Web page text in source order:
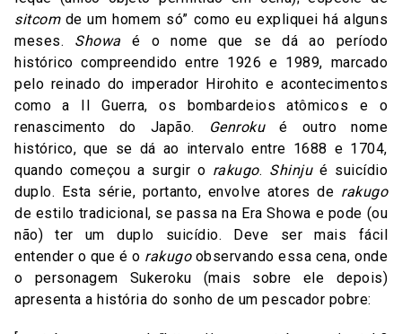
sitcomde um homem só” como eu expliquei há alguns
meses. Showa é o nome que se dá ao período
histórico compreendido entre 1926 e 1989, marcado
pelo reinado do imperador Hirohito e acontecimentos
como a II Guerra, os bombardeios atômicos e o
renascimento do Japão.
Genrokué outro nome
histórico, que se dá ao intervalo entre 1688 e 1704,
quando começou a surgir o rakugo. Shinjué suicídio
duplo. Esta série, portanto, envolve atores de rakugo
de estilo tradicional, se passa na Era Showa e pode (ou
não) ter um duplo suicídio. Deve ser mais fácil
entender o que é o rakugoobservando essa cena, onde
o personagem Sukeroku (mais sobre ele depois)
apresenta a história do sonho de um pescador pobre: